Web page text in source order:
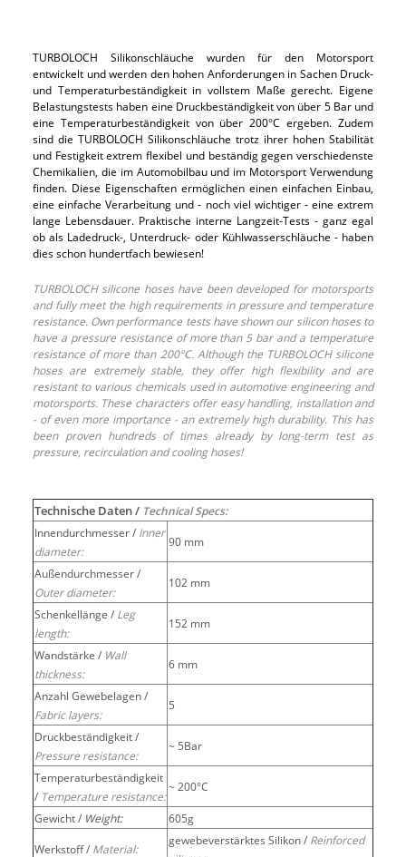
TURBOLOCH Silikonschläuche wurden für den Motorsport
entwickelt und werden den hohen Anforderungen in Sachen Druck-
und Temperaturbeständigkeit in vollstem Maße gerecht. Eigene
Belastungstests haben eine Druckbeständigkeit von über 5 Bar und
eine Temperaturbeständigkeit von über 200°C ergeben. Zudem
sind die TURBOLOCH Silikonschläuche trotz ihrer hohen Stabilität
und Festigkeit extrem flexibel und beständig gegen verschiedenste
Chemikalien, die im Automobilbau und im Motorsport Verwendung
finden. Diese Eigenschaften ermöglichen einen einfachen Einbau,
eine einfache Verarbeitung und - noch viel wichtiger - eine extrem
lange Lebensdauer. Praktische interne Langzeit-Tests - ganz egal
ob als Ladedruck-, Unterdruck- oder Kühlwasserschläuche - haben
dies schon hundertfach bewiesen!
TURBOLOCH silicone hoses have been developed for motorsports
and fully meet the high requirements in pressure and temperature
resistance. Own performance tests have shown our silicon hoses to
have a pressure resistance of more than 5 bar and a temperature
resistance of more than 200°C. Although the TURBOLOCH silicone
hoses are extremely stable, they offer high flexibility and are
resistant to various chemicals used in automotive engineering and
motorsports. These characters offer easy handling, installation and
- of even more importance - an extremely high durability. This has
been proven hundreds of times already by long-term test as
pressure, recirculation and cooling hoses!
Technische Daten / Technical Specs:
Innendurchmesser / Inner
diameter:
90 mm
Außendurchmesser /
Outer diameter:
102 mm
Schenkellänge / Leg
length:
152 mm
Wandstärke / Wall
thickness:
6 mm
Anzahl Gewebelagen /
Fabric layers:
5
Druckbeständigkeit /
Pressure resistance:
~ 5Bar
Temperaturbeständigkeit
/ Temperature resistance:
~ 200°C
Gewicht / Weight:
605g
Werkstoff / Material:
gewebeverstärktes Silikon / Reinforced